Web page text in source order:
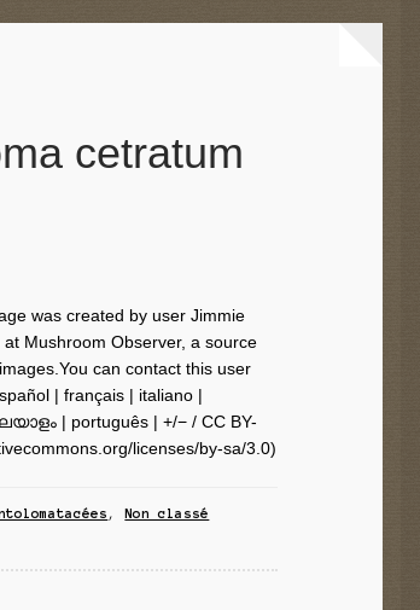
cetratum
was created by user Jimmie
at Mushroom Observer, a source
can contact this user
| français | italiano |
| português | +/− / CC BY-
licenses/by-sa/3.0)
,Non classé